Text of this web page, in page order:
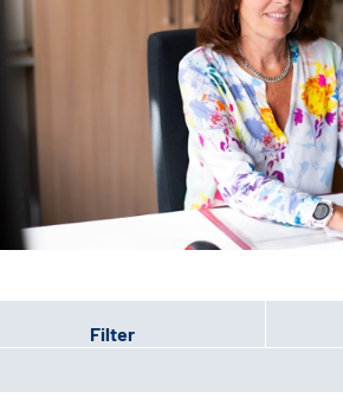
Erweiterte Suche
Gebärdensprache
Leichte Sprache
Filter